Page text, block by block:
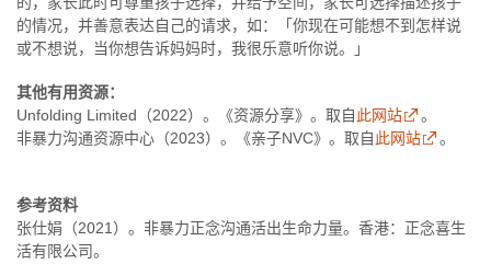
的情况，并善意表达自己的请求，如：「你现在可能想不到怎样说
或不想说，当你想告诉妈妈时，我很乐意听你说。」
其他有用资源：
Unfolding Limited（2022）。《资源分享》。取自此网站
。
非暴力沟通资源中心（2023）。《亲子NVC》。取自此网站 。
参考资料
张仕娟（2021）。非暴力正念沟通活出生命力量。香港：正念喜生
活有限公司。